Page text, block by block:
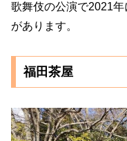
歌舞伎の公演で2021
があります。
福田茶屋